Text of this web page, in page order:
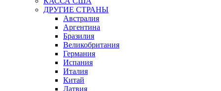
ДРУГИЕ СТРАНЫ
Австралия
Аргентина
Бразилия
Великобритания
Германия
Испания
Италия
Китай
Латвия